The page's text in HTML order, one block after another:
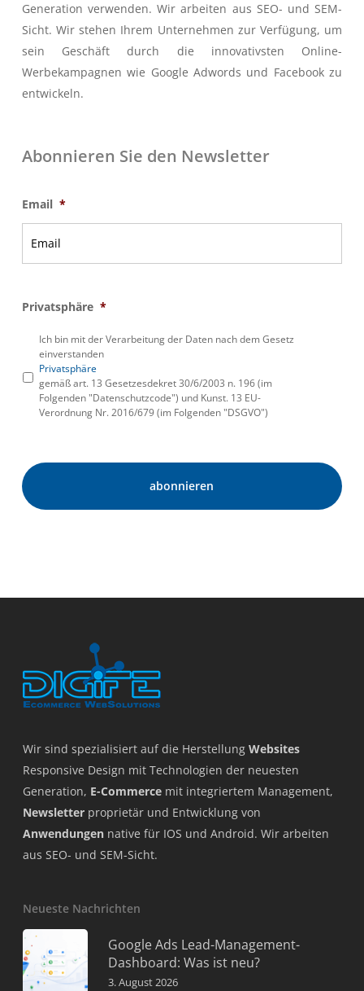
Generation verwenden. Wir arbeiten aus SEO- und SEM-
Sicht. Wir stehen Ihrem Unternehmen zur Verfügung, um
sein Geschäft durch die innovativsten Online-
Werbekampagnen wie Google Adwords und Facebook zu
entwickeln.
Abonnieren Sie den Newsletter
Email *
Privatsphäre *
Ich bin mit der Verarbeitung der Daten nach dem Gesetz
einverstanden
Privatsphäre
gemäß art. 13 Gesetzesdekret 30/6/2003 n. 196 (im
Folgenden "Datenschutzcode") und Kunst. 13 EU-
Verordnung Nr. 2016/679 (im Folgenden "DSGVO")
Wir sind spezialisiert auf die Herstellung Websites
Responsive Design mit Technologien der neuesten
Generation, E-Commerce mit integriertem Management,
Newsletter proprietär und Entwicklung von
Anwendungen native für IOS und Android. Wir arbeiten
aus SEO- und SEM-Sicht.
Neueste Nachrichten
Google Ads Lead-Management-
Dashboard: Was ist neu?
3. August 2026